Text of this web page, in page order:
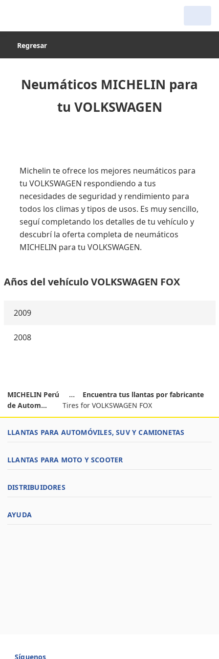
Regresar
Neumáticos MICHELIN para
tu VOLKSWAGEN
Michelin te ofrece los mejores neumáticos para
tu VOLKSWAGEN respondiendo a tus
necesidades de seguridad y rendimiento para
todos los climas y tipos de usos. Es muy sencillo,
seguí completando los detalles de tu vehículo y
descubrí la oferta completa de neumáticos
MICHELIN para tu VOLKSWAGEN.
Años del vehículo VOLKSWAGEN FOX
2009
2008
MICHELIN Perú
Encuentra tus llantas por fabricante
de Autom...
Tires for VOLKSWAGEN FOX
LLANTAS PARA AUTOMÓVILES, SUV Y CAMIONETAS
LLANTAS PARA MOTO Y SCOOTER
DISTRIBUIDORES
AYUDA
Síguenos